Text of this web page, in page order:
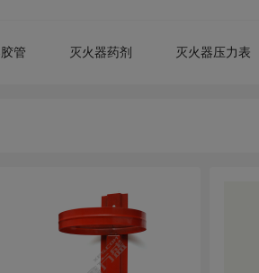
管 灭火器药剂 灭火器压力表